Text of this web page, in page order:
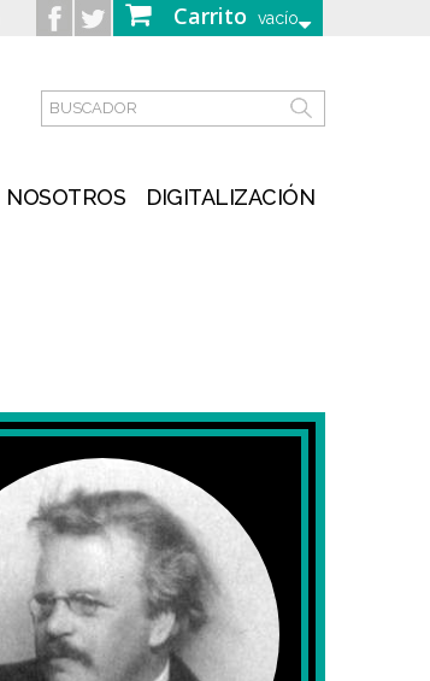
Carrito vacío
NOSOTROS DIGITALIZACIÓN